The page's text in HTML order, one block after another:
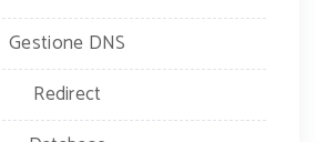
Gestione DNS
Redirect